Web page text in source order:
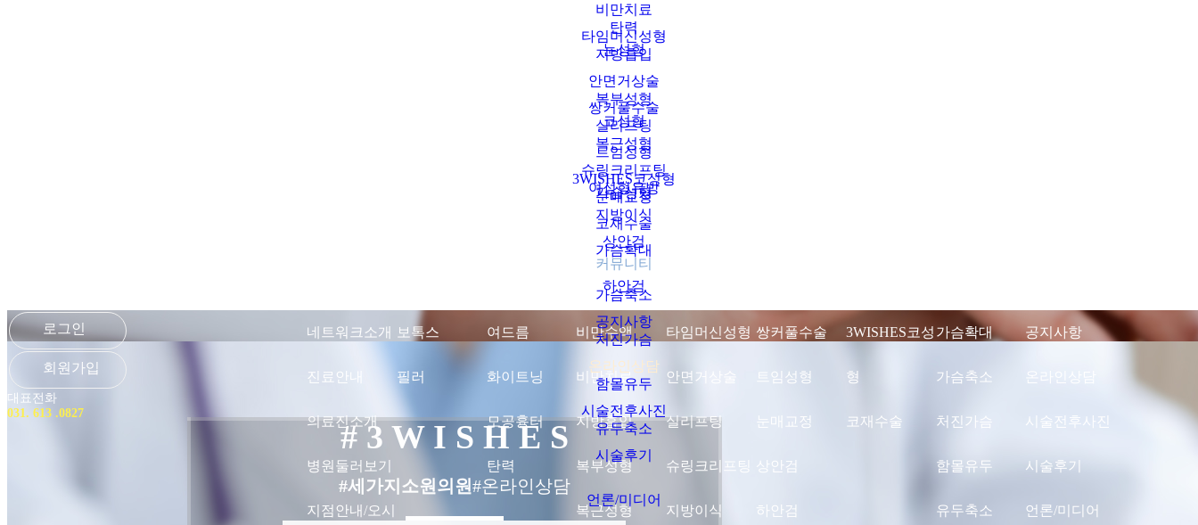
탄력
비만치료
지방흡입
복부성형
복근성형
여성형유방
타임머신성형
안면거상술
실리프팅
슈링크리프팅
지방이식
눈성형
쌍커풀수술
트임성형
눈매교정
상안검
하안검
코성형
3WISHES코성형
코재수술
가슴성형
가슴확대
가슴축소
처진가슴
함몰유두
유두축소
커뮤니티
공지사항
온라인상담
시술전후사진
시술후기
언론/미디어
로그인
회원가입
대표전화
031. 613 .0827
네트워크소개
진료안내
의료진소개
병원둘러보기
지점안내/오시
보톡스
필러
여드름
화이트닝
모공흉터
탄력
비만수액
비만치료
지방흡입
복부성형
복근성형
타임머신성형
안면거상술
실리프팅
슈링크리프팅
지방이식
쌍커풀수술
트임성형
눈매교정
상안검
하안검
3WISHES코성
형
코재수술
가슴확대
가슴축소
처진가슴
함몰유두
유두축소
공지사항
온라인상담
시술전후사진
시술후기
언론/미디어
# 3 W I S H E S
#세가지소원의원#온라인상담